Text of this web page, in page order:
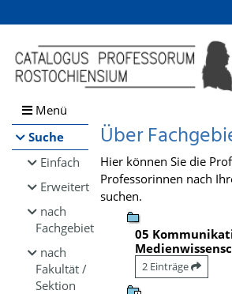
Browsen
direkt zum Inhalt
Menü
Suche
Einfach
Erweitert
nach
Fachgebiet
nach
Fakultät /
Sektion
Über
Hier können Sie die
Professorinnen nach
suchen.
05
2 Einträge